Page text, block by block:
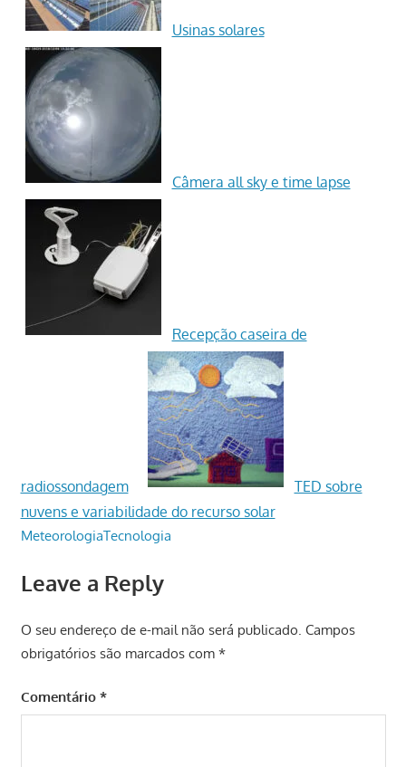
Usinas solares
Câmera all sky e time lapse
Recepção caseira de
radiossondagem
TED sobre
nuvens e variabilidade do recurso solar
MeteorologiaTecnologia
Leave a Reply
O seu endereço de e-mail não será publicado. Campos
obrigatórios são marcados com *
Comentário *